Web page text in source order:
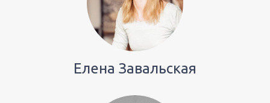
Елена Завальская